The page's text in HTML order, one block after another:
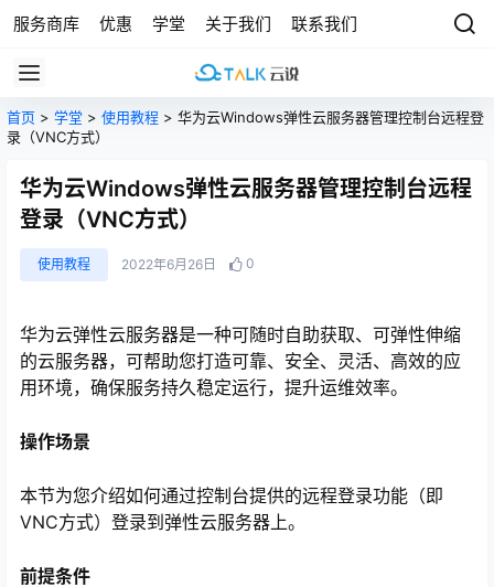
服务商库 优惠 学堂 关于我们 联系我们
首页 > 学堂 > 使用教程 > 华为云Windows弹性云服务器管理控制台远程登
录（VNC方式）
华为云Windows弹性云服务器管理控制台远程
登录（VNC方式）
使用教程 2022年6月26日 0
华为云弹性云服务器是一种可随时自助获取、可弹性伸缩
的云服务器，可帮助您打造可靠、安全、灵活、高效的应
用环境，确保服务持久稳定运行，提升运维效率。
操作场景
本节为您介绍如何通过控制台提供的远程登录功能（即
VNC方式）登录到弹性云服务器上。
前提条件